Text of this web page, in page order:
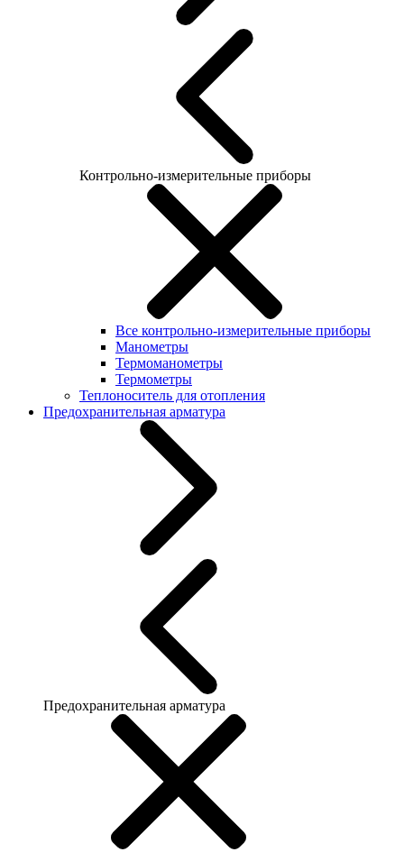
Контрольно-измерительные приборы
Все контрольно-измерительные приборы
Манометры
Термоманометры
Термометры
Теплоноситель для отопления
Предохранительная арматура
Предохранительная арматура